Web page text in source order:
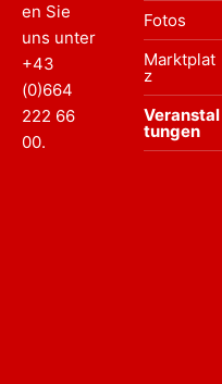
en Sie
uns unter
+43
(0)664
222 66
00.
Fotos
Marktplat
z
Veranstal
tungen